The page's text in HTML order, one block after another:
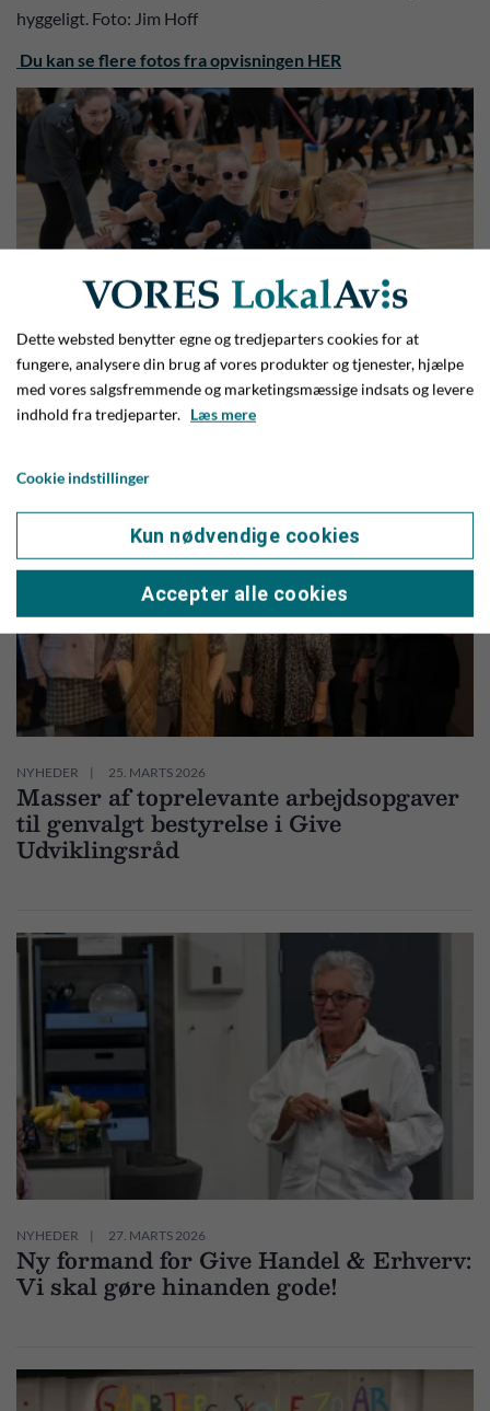
hyggeligt. Foto: Jim Hoff
Du kan se flere fotos fra opvisningen HER
Andre læser
NYHEDER 25. MARTS 2026
Masser af toprelevante arbejdsopgaver
til genvalgt bestyrelse i Give
Udviklingsråd
NYHEDER 27. MARTS 2026
Ny formand for Give Handel & Erhverv:
Vi skal gøre hinanden gode!
Dette websted benytter egne og tredjeparters cookies for at
fungere, analysere din brug af vores produkter og tjenester, hjælpe
med vores salgsfremmende og marketingsmæssige indsats og levere
indhold fra tredjeparter. Læs mere
Cookie indstillinger
Kun nødvendige cookies
Accepter alle cookies